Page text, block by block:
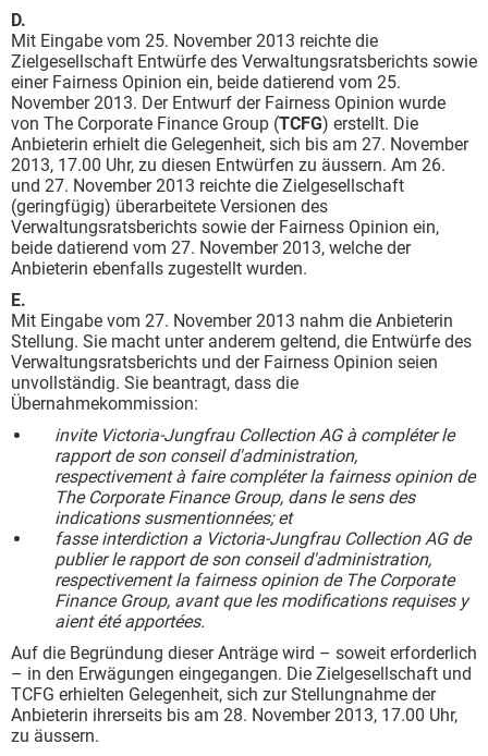
D.
Mit Eingabe vom 25. November 2013 reichte die
Zielgesellschaft Entwürfe des Verwaltungsratsberichts sowie
einer Fairness Opinion ein, beide datierend vom 25.
November 2013. Der Entwurf der Fairness Opinion wurde
von The Corporate Finance Group (TCFG) erstellt. Die
Anbieterin erhielt die Gelegenheit, sich bis am 27. November
2013, 17.00 Uhr, zu diesen Entwürfen zu äussern. Am 26.
und 27. November 2013 reichte die Zielgesellschaft
(geringfügig) überarbeitete Versionen des
Verwaltungsratsberichts sowie der Fairness Opinion ein,
beide datierend vom 27. November 2013, welche der
Anbieterin ebenfalls zugestellt wurden.
E.
Mit Eingabe vom 27. November 2013 nahm die Anbieterin
Stellung. Sie macht unter anderem geltend, die Entwürfe des
Verwaltungsratsberichts und der Fairness Opinion seien
unvollständig. Sie beantragt, dass die
Übernahmekommission:
invite Victoria-Jungfrau Collection AG à compléter le
rapport de son conseil d'administration,
respectivement à faire compléter la fairness opinion de
The Corporate Finance Group, dans le sens des
indications susmentionnées; et
fasse interdiction a Victoria-Jungfrau Collection AG de
publier le rapport de son conseil d'administration,
respectivement la fairness opinion de The Corporate
Finance Group, avant que les modifications requises y
aient été apportées.
Auf die Begründung dieser Anträge wird – soweit erforderlich
– in den Erwägungen eingegangen. Die Zielgesellschaft und
TCFG erhielten Gelegenheit, sich zur Stellungnahme der
Anbieterin ihrerseits bis am 28. November 2013, 17.00 Uhr,
zu äussern.